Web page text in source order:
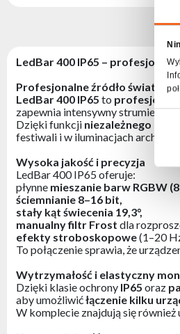
LedBar 400 IP65 –
Profesjonalne źródło światła
LedBar 400 IP65 to
zapewnia intensywny strumień
Dzięki funkcji niezależnego
festiwali i w iluminacjach
Wysoka jakość i precyzja
LedBar 400 IP65 oferuje:
płynne mieszanie barw RGBW
ściemnianie 8–16 bit,
stały kąt świecenia 19,3°,
manualny filtr Frost dla
efekty stroboskopowe(1–20
To połączenie sprawia, że
Wytrzymałość i elastyczny
Dzięki klasie ochronyIP65 oraz
aby umożliwićłączenie kilku
W komplecie znajdują się